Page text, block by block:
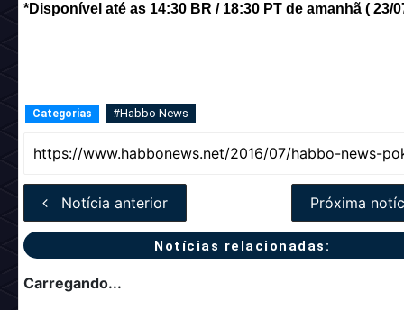
*Disponível até as 14:30 BR / 18:30 PT de amanhã ( 23/
Categorias #Habbo News
Notícia anterior Próxima
Notícias relacionadas:
Carregando...